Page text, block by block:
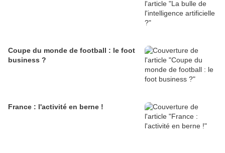
Coupe du monde de football : le foot
business ?
France : l'activité en berne !